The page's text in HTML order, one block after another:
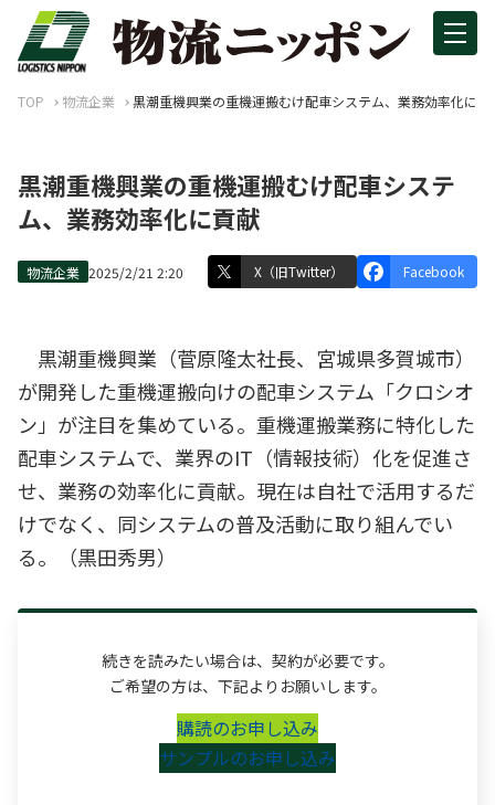
TOP 物流企業 黒潮重機興業の重機運搬むけ配車システム、業務効率化に貢
黒潮重機興業の重機運搬むけ配車システ
ム、業務効率化に貢献
物流企業 2025/2/21 2:20 X（旧Twitter） Facebook
黒潮重機興業（菅原隆太社長、宮城県多賀城市）
が開発した重機運搬向けの配車システム「クロシオ
ン」が注目を集めている。重機運搬業務に特化した
配車システムで、業界のIT（情報技術）化を促進さ
せ、業務の効率化に貢献。現在は自社で活用するだ
けでなく、同システムの普及活動に取り組んでい
る。（黒田秀男）
続きを読みたい場合は、契約が必要です。
ご希望の方は、下記よりお願いします。
購読のお申し込み
サンプルのお申し込み